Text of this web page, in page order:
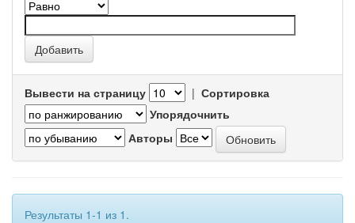
Вывести на страницу | Сортировка
Упорядочнить
Авторы
Результаты 1-1 из 1.